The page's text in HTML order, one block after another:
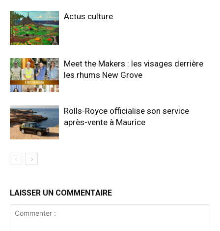
Actus culture
Meet the Makers : les visages derrière
les rhums New Grove
Rolls-Royce officialise son service
après-vente à Maurice
LAISSER UN COMMENTAIRE